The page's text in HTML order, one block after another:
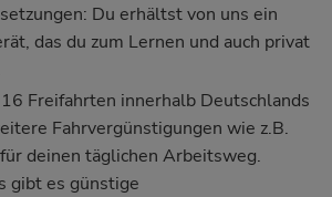
Du erhältst von uns ein
das du zum Lernen und auch privat
Freifahrten innerhalb Deutschlands
Fahrvergünstigungen wie z.B.
deinen täglichen Arbeitsweg.
gibt es günstige